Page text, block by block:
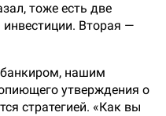
тоже есть две
Вторая —
нашим
утверждения о
стратегией. «Как вы